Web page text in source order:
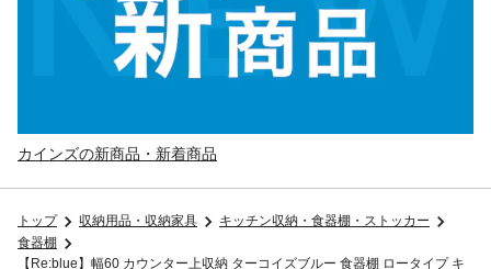
カインズの新商品・新着商品
トップ 収納用品・収納家具
キッチン収納・食器棚・ストッカー
食器棚
【Re:blue】幅60 カウンター上収納 ターコイズブルー 食器棚 ロータイプ キ